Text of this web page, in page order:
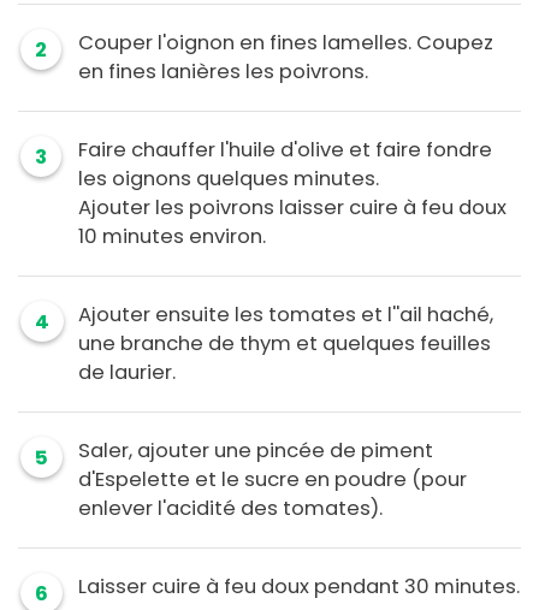
2
Couper l'oignon en fines lamelles. Coupez
en fines lanières les poivrons.
3
Faire chauffer l'huile d'olive et faire fondre
les oignons quelques minutes.
Ajouter les poivrons laisser cuire à feu doux
10 minutes environ.
4
Ajouter ensuite les tomates et l''ail haché,
une branche de thym et quelques feuilles
de laurier.
5
Saler, ajouter une pincée de piment
d'Espelette et le sucre en poudre (pour
enlever l'acidité des tomates).
6 Laisser cuire à feu doux pendant 30 minutes.